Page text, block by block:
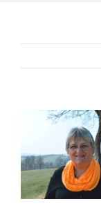
Zeige
grösseres
Bild